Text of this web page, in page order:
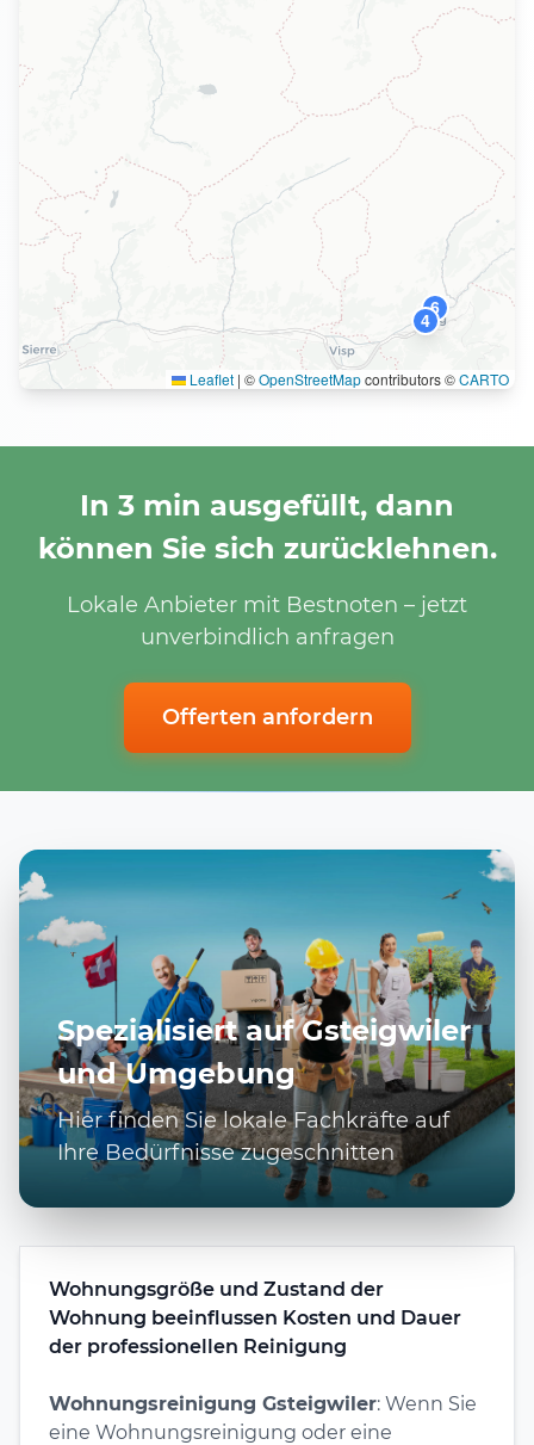
4
6
Leaflet | ©OpenStreetMapcontributors ©CARTO
In 3 min ausgefüllt, dann
können Sie sich zurücklehnen.
Lokale Anbieter mit Bestnoten – jetzt
unverbindlich anfragen
Offerten anfordern
Spezialisiert auf Gsteigwiler
und Umgebung
Hier finden Sie lokale Fachkräfte auf
Ihre Bedürfnisse zugeschnitten
Wohnungsgröße und Zustand der
Wohnung beeinflussen Kosten und Dauer
der professionellen Reinigung
Wohnungsreinigung Gsteigwiler: Wenn Sie
eine Wohnungsreinigung oder eine